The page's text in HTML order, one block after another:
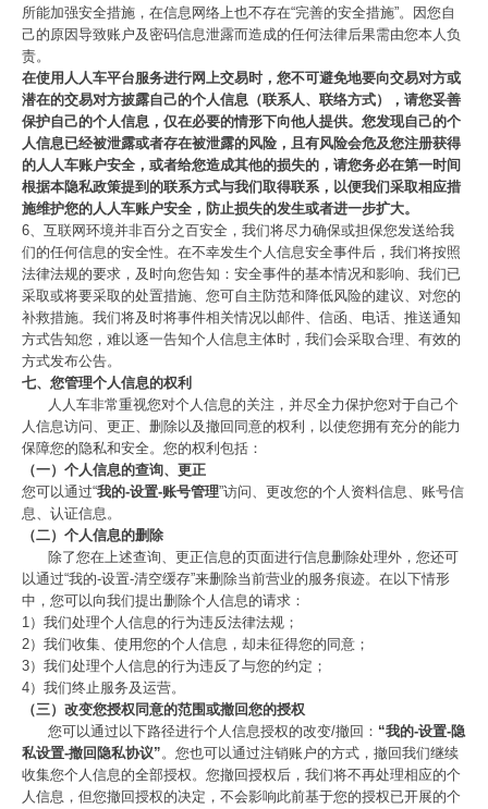
所能加强安全措施，在信息网络上也不存在“完善的安全措施”。因您自
己的原因导致账户及密码信息泄露而造成的任何法律后果需由您本人负
责。
在使用人人车平台服务进行网上交易时，您不可避免地要向交易对方或
潜在的交易对方披露自己的个人信息（联系人、联络方式），请您妥善
保护自己的个人信息，仅在必要的情形下向他人提供。您发现自己的个
人信息已经被泄露或者存在被泄露的风险，且有风险会危及您注册获得
的人人车账户安全，或者给您造成其他的损失的，请您务必在第一时间
根据本隐私政策提到的联系方式与我们取得联系，以便我们采取相应措
施维护您的人人车账户安全，防止损失的发生或者进一步扩大。
6、互联网环境并非百分之百安全，我们将尽力确保或担保您发送给我
们的任何信息的安全性。在不幸发生个人信息安全事件后，我们将按照
法律法规的要求，及时向您告知：安全事件的基本情况和影响、我们已
采取或将要采取的处置措施、您可自主防范和降低风险的建议、对您的
补救措施。我们将及时将事件相关情况以邮件、信函、电话、推送通知
方式告知您，难以逐一告知个人信息主体时，我们会采取合理、有效的
方式发布公告。
七、您管理个人信息的权利
人人车非常重视您对个人信息的关注，并尽全力保护您对于自己个
人信息访问、更正、删除以及撤回同意的权利，以使您拥有充分的能力
保障您的隐私和安全。您的权利包括：
（一）个人信息的查询、更正
您可以通过“我的-设置-账号管理”访问、更改您的个人资料信息、账号信
息、认证信息。
（二）个人信息的删除
除了您在上述查询、更正信息的页面进行信息删除处理外，您还可
以通过“我的-设置-清空缓存”来删除当前营业的服务痕迹。在以下情形
中，您可以向我们提出删除个人信息的请求：
1）我们处理个人信息的行为违反法律法规；
2）我们收集、使用您的个人信息，却未征得您的同意；
3）我们处理个人信息的行为违反了与您的约定；
4）我们终止服务及运营。
（三）改变您授权同意的范围或撤回您的授权
您可以通过以下路径进行个人信息授权的改变/撤回： “我的-设置-隐
私设置-撤回隐私协议”。您也可以通过注销账户的方式，撤回我们继续
收集您个人信息的全部授权。您撤回授权后，我们将不再处理相应的个
人信息，但您撤回授权的决定，不会影响此前基于您的授权已开展的个